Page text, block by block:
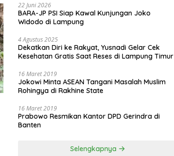
22 Juni 2026
BARA-JP PSI Siap Kawal Kunjungan Joko
Widodo di Lampung
4 Agustus 2025
Dekatkan Diri ke Rakyat, Yusnadi Gelar Cek
Kesehatan Gratis Saat Reses di Lampung Timur
16 Maret 2019
Jokowi Minta ASEAN Tangani Masalah Muslim
Rohingya di Rakhine State
16 Maret 2019
Prabowo Resmikan Kantor DPD Gerindra di
Banten
Selengkapnya